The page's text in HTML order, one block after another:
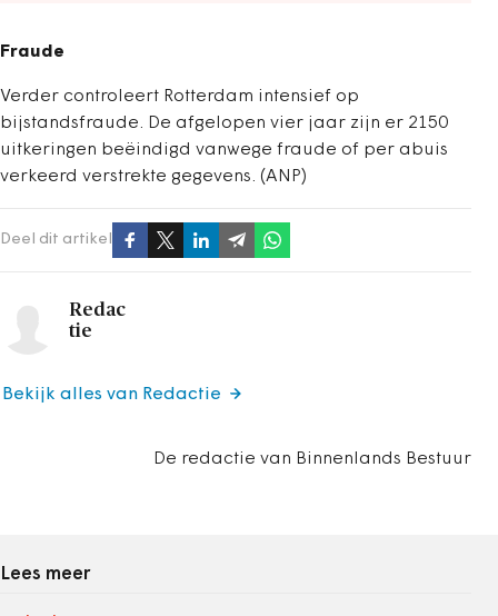
Fraude
Verder controleert Rotterdam intensief op
bijstandsfraude. De afgelopen vier jaar zijn er 2150
uitkeringen beëindigd vanwege fraude of per abuis
verkeerd verstrekte gegevens. (ANP)
Deel dit artikel
Redac
tie
De redactie van Binnenlands Bestuur
Bekijk alles van Redactie
Lees meer